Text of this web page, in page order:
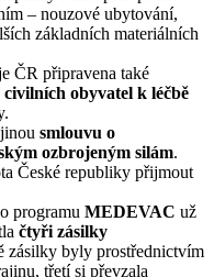
– nouzové ubytování,
základních materiálních
ČR připravena také
obyvatel k léčbě
smlouvu o
ozbrojeným silám.
České republiky přijmout
programu MEDEVAC už
čtyři zásilky
zásilky byly prostřednictvím
třetí si převzala